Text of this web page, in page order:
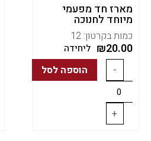
מארז חד מפעמי
מיוחד לחנוכה
כמות בקרטון: 12
₪20.00 ליחידה
-
+
הוספה לסל